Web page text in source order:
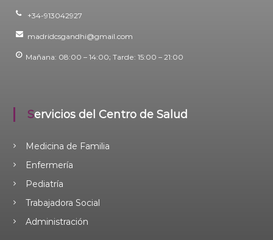
+34-913042927
madridcsgandhi@gmail.com
Mañana: 08:00 – 14:00; Tarde: 15:00 – 21:00
Servicios del Centro de Salud
Medicina de Familia
Enfermería
Pediatría
Trabajadora Social
Administración